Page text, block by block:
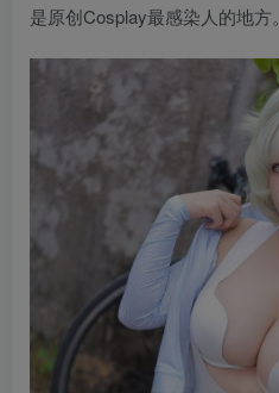
是原创Cosplay最感染人的地方。